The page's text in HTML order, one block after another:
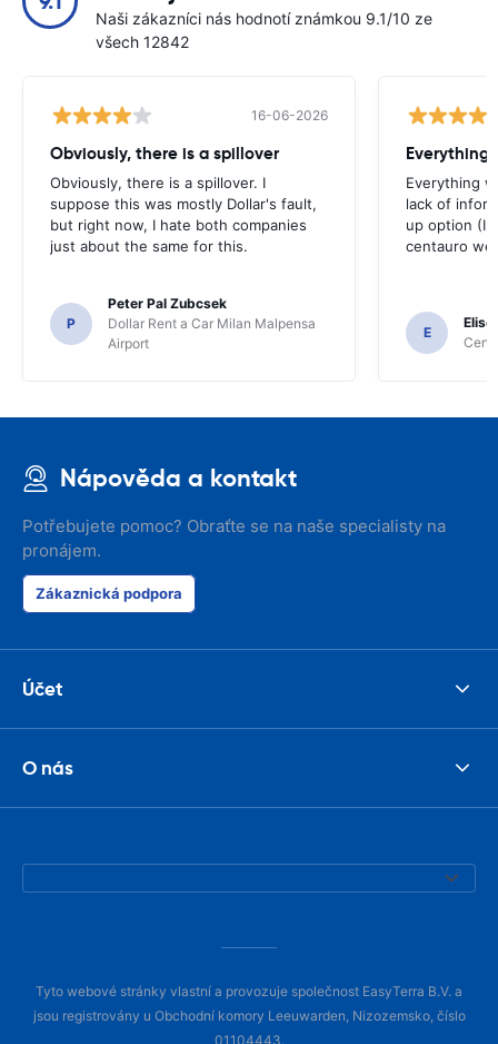
Naši zákazníci nás hodnotí známkou 9.1/10 ze
všech 12842
16-06-2026
Obviously, there is a spillover
Obviously, there is a spillover. I
suppose this was mostly Dollar's fault,
but right now, I hate both companies
just about the same for this.
P
Peter Pal Zubcsek
Dollar Rent a Car Milan Malpensa
Airport
Everything
Everything
lack of
up option (I
centauro
E
Nápověda a kontakt
Potřebujete pomoc? Obraťte se na naše specialisty na
pronájem.
Zákaznická podpora
Účet
O nás
Tyto webové stránky vlastní a provozuje společnost EasyTerra B.V. a
jsou registrovány u Obchodní komory Leeuwarden, Nizozemsko, číslo
01104443.